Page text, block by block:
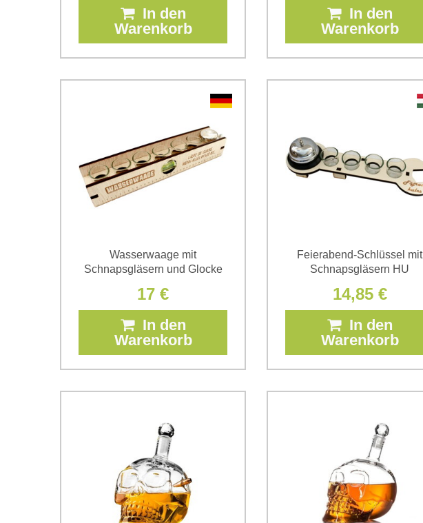
In den
Warenkorb
In den
Warenkorb
Wasserwaage mit
Schnapsgläsern und Glocke
17 €
In den
Warenkorb
Feierabend-Schlüssel mit
Schnapsgläsern HU
14,85 €
In den
Warenkorb